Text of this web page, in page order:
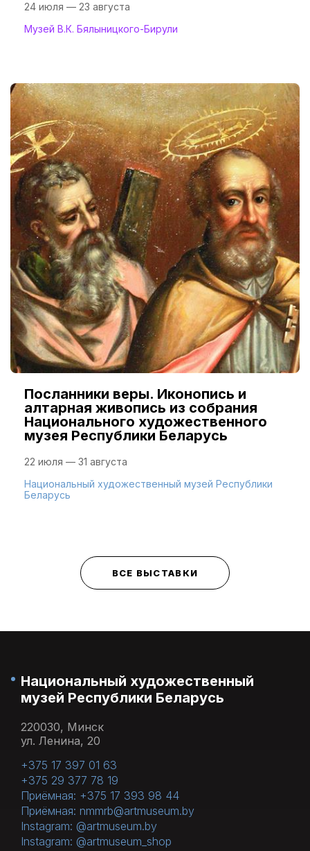
24 июля — 23 августа
Музей В.К. Бялыницкого-Бирули
Посланники веры. Иконопись и
алтарная живопись из собрания
Национального художественного
музея Республики Беларусь
22 июля — 31 августа
Национальный художественный музей Республики
Беларусь
ВСЕ ВЫСТАВКИ
Национальный художественный
музей Республики Беларусь
220030, Минск
ул. Ленина, 20
+375 17 397 01 63
+375 29 377 78 19
Приёмная: +375 17 393 98 44
Приёмная: nmmrb@artmuseum.by
Instagram: @artmuseum.by
Instagram: @artmuseum_shop